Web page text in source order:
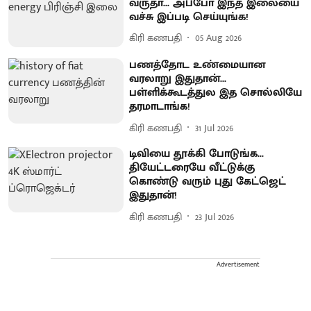
வச்சு இப்படி செய்யுங்க!
கிரி கணபதி 05 Aug 2026
பணத்தோட உண்மையான
வரலாறு இதுதான்...
பள்ளிக்கூடத்துல இத சொல்லியே
தரமாடாங்க!
கிரி கணபதி 31 Jul 2026
டிவியை தூக்கி போடுங்க...
தியேட்டரையே வீட்டுக்கு
கொண்டு வரும் புது கேட்ஜெட்
இதுதான்!
கிரி கணபதி 23 Jul 2026
Advertisement